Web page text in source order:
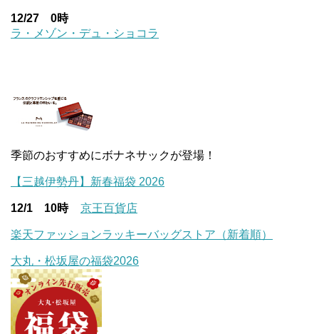
12/27 0時
ラ・メゾン・デュ・ショコラ
季節のおすすめにボナネサックが登場！
【三越伊勢丹】新春福袋 2026
12/1 10時 京王百貨店
楽天ファッションラッキーバッグストア（新着順）
大丸・松坂屋の福袋2026